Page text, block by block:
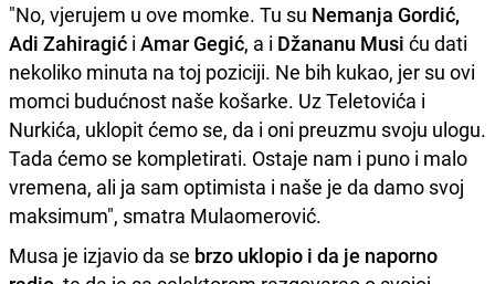
"No, vjerujem u ove momke. Tu su Nemanja Gordić,
Adi Zahiragić i Amar Gegić, a i Džananu Musi ću dati
nekoliko minuta na toj poziciji. Ne bih kukao, jer su ovi
momci budućnost naše košarke. Uz Teletovića i
Nurkića, uklopit ćemo se, da i oni preuzmu svoju ulogu.
Tada ćemo se kompletirati. Ostaje nam i puno i malo
vremena, ali ja sam optimista i naše je da damo svoj
maksimum", smatra Mulaomerović.
Musa je izjavio da se brzo uklopio i da je naporno